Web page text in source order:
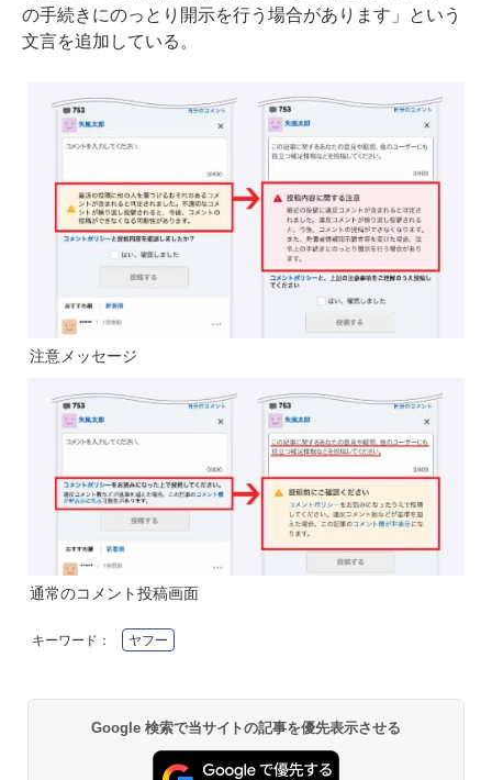
の手続きにのっとり開示を行う場合があります」という
文言を追加している。
注意メッセージ
通常のコメント投稿画面
キーワード： ヤフー
Google 検索で当サイトの記事を優先表示させる